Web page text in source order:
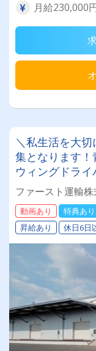
月給230,000
＼私生活を大
集となります
ウィングドラ
＞★免許取得支
退職金 ★無事
経験者も歓迎
ファースト運輸
動画あり 特典あり
昇給あり
休日6日